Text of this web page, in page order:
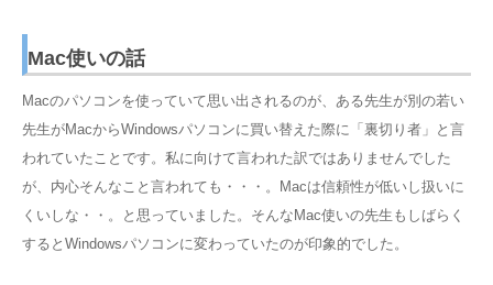
Mac使いの話
Macのパソコンを使っていて思い出されるのが、ある先生が別の若い
先生がMacからWindowsパソコンに買い替えた際に「裏切り者」と言
われていたことです。私に向けて言われた訳ではありませんでした
が、内心そんなこと言われても・・・。Macは信頼性が低いし扱いに
くいしな・・。と思っていました。そんなMac使いの先生もしばらく
するとWindowsパソコンに変わっていたのが印象的でした。